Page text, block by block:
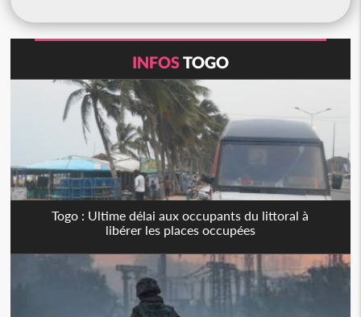
INFOSTOGO
Togo : Ultime délai aux occupants du littoral à
libérer les places occupées